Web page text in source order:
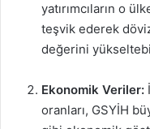
yatırımcıların o
teşvik ederek
değerini
Ekonomik Veriler:
oranları, GSYİH